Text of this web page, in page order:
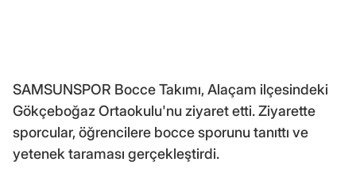
SAMSUNSPOR Bocce Takımı, Alaçam ilçesindeki
Gökçeboğaz Ortaokulu'nu ziyaret etti. Ziyarette
sporcular, öğrencilere bocce sporunu tanıttı ve
yetenek taraması gerçekleştirdi.